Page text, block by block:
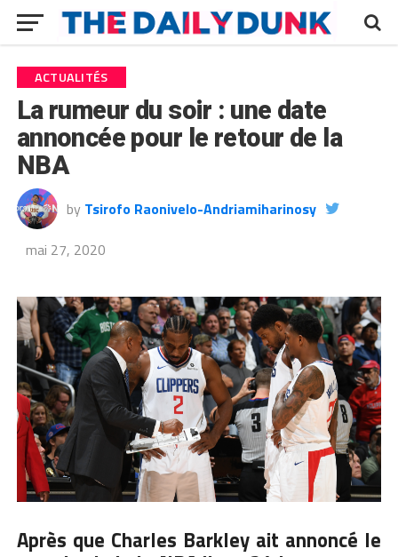
ACTUALITÉS
La rumeur du soir : une date
annoncée pour le retour de la
NBA
by Tsirofo Raonivelo-Andriamiharinosy
mai 27, 2020
Après que Charles Barkleyait annoncé le